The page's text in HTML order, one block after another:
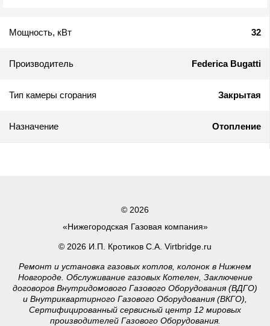
Мощность, кВт 32
Производитель Federica Bugatti
Тип камеры сгорания Закрытая
Назначение Отопление
© 2026
«Нижегородская Газовая компания»
© 2026 И.П. Кротиков С.А. Virtbridge.ru
Ремонт и установка газовых котлов, колонок в Нижнем
Новгороде. Обслуживание газовых Котелен, Заключение
договоров Внутридомового Газового Оборудования (ВДГО)
и Внутриквартирного Газового Оборудования (ВКГО),
Сертифицированный сервисный центр 12 мировых
производителей Газового Оборудования.